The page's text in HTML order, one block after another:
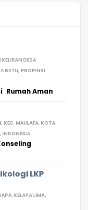
DESA
BATU, PROPINSI
Rumah Aman
KEC. MAULAFA, KOTA
INDONESIA
LKP
KELAPA LIMA,